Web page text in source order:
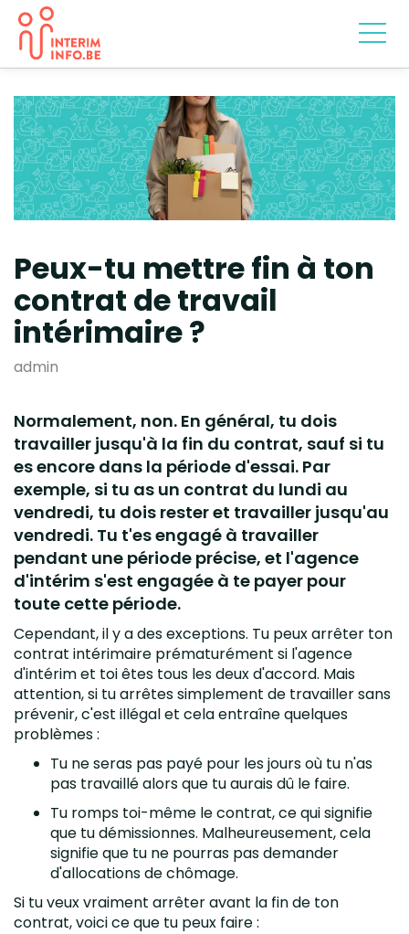
Peux-tu mettre fin à ton
contrat de travail
intérimaire ?
admin
Normalement, non. En général, tu dois
travailler jusqu'à la fin du contrat, sauf si tu
es encore dans la période d'essai. Par
exemple, si tu as un contrat du lundi au
vendredi, tu dois rester et travailler jusqu'au
vendredi. Tu t'es engagé à travailler
pendant une période précise, et l'agence
d'intérim s'est engagée à te payer pour
toute cette période.
Cependant, il y a des exceptions. Tu peux arrêter ton
contrat intérimaire prématurément si l'agence
d'intérim et toi êtes tous les deux d'accord. Mais
attention, si tu arrêtes simplement de travailler sans
prévenir, c'est illégal et cela entraîne quelques
problèmes :
Tu ne seras pas payé pour les jours où tu n'as
pas travaillé alors que tu aurais dû le faire.
Tu romps toi-même le contrat, ce qui signifie
que tu démissionnes. Malheureusement, cela
signifie que tu ne pourras pas demander
d'allocations de chômage.
Si tu veux vraiment arrêter avant la fin de ton
contrat, voici ce que tu peux faire :